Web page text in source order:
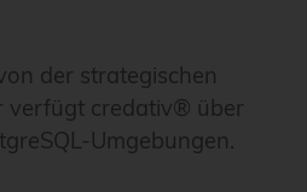
der strategischen
verfügt credativ® über
Umgebungen.